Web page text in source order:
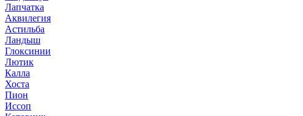
Лапчатка
Аквилегия
Астильба
Ландыш
Глоксинии
Лютик
Калла
Хоста
Пион
Иссоп